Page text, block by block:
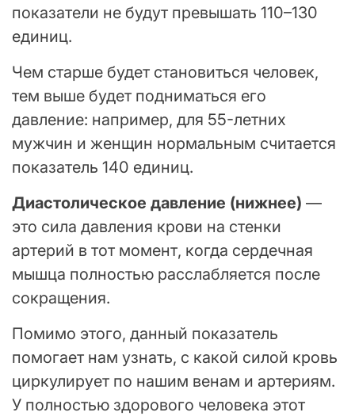
показатели не будут превышать 110–130
единиц.
Чем старше будет становиться человек,
тем выше будет подниматься его
давление: например, для 55-летних
мужчин и женщин нормальным считается
показатель 140 единиц.
Диастолическое давление (нижнее) —
это сила давления крови на стенки
артерий в тот момент, когда сердечная
мышца полностью расслабляется после
сокращения.
Помимо этого, данный показатель
помогает нам узнать, с какой силой кровь
циркулирует по нашим венам и артериям.
У полностью здорового человека этот